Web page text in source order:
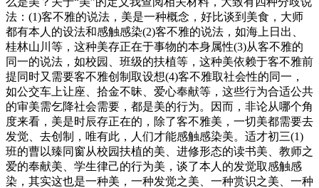
法：(1)客不雅的说法，美是一种概念，好比谈到美食，大师
都有本人的设法和感触感染(2)客不雅的说法，如海上日出、
桂林山川等，这种美存正在于事物的本身属性(3)从客不雅的
同一的说法，如校园、班级的扶植等，这种美依赖于客不雅前
提同时又需要客不雅创制取设想(4)客不雅取社会性的同一，
如公交车上让座、拾金不昧、爱心奉献等，这些行为合适公共
的审美需乞降社会需要，都是美的行为。因而，非论从哪个角
度来看，美是时辰存正在的，除了客不雅美，一切美都需要去
发觉、去创制，唯有此，人们才能感触感染美。适才初三(1)
班的曹以臻同窗从校园扶植的美、进修形态的读书美、教师之
爱的奉献美、学生律己的行为美，谈了本人的发觉取感触感
染，其实这也是一种美，一种发觉之美、一种赏识之美、一种